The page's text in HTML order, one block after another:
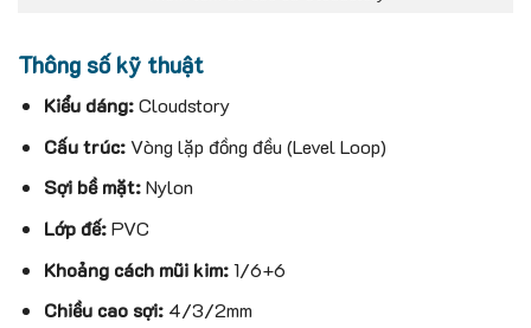
Thông số kỹ thuật
Kiểu dáng:Cloudstory
Cấu trúc:Vòng lặp đồng đều (Level Loop)
Sợi bề mặt:Nylon
Lớp đế:PVC
Khoảng cách mũi kim:1/6+6
Chiều cao sợi: 4/3/2mm